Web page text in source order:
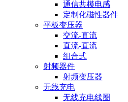
通信共模电感
定制化磁性器件
平板变压器
交流-直流
直流-直流
组合式
射频器件
射频变压器
无线充电
无线充电线圈